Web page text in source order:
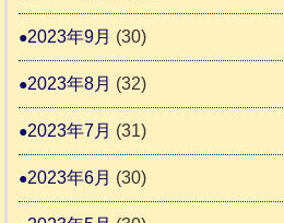
2023年9月 (30)
2023年8月 (32)
2023年7月 (31)
2023年6月 (30)